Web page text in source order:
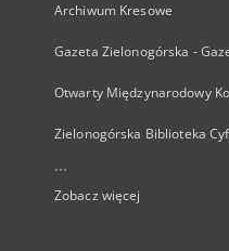
Archiwum Kresowe
Gazeta Zielonogórska -
Otwarty Międzynarodowy
Zielonogórska Biblioteka
...
Zobacz więcej